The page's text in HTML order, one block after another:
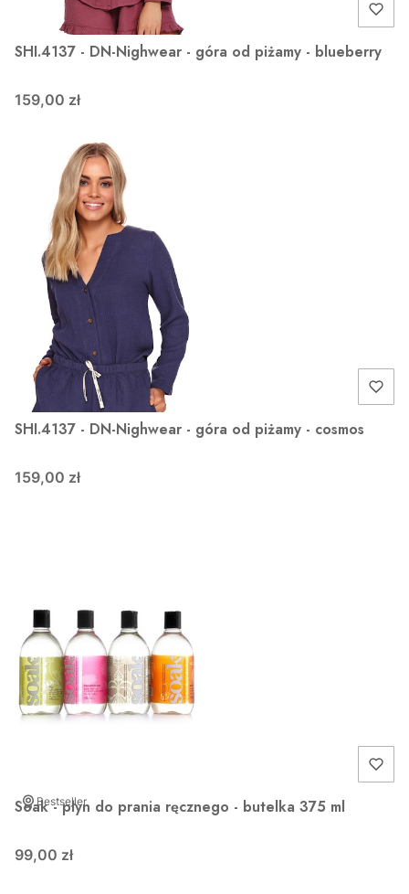
SHI.4137 - DN-Nighwear - góra od piżamy - blueberry
159,00 zł
SHI.4137 - DN-Nighwear - góra od piżamy - cosmos
159,00 zł
Bestseller
Soak - płyn do prania ręcznego - butelka 375 ml
99,00 zł